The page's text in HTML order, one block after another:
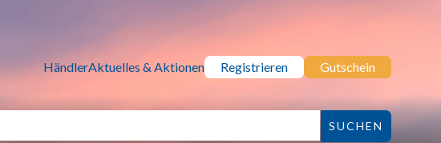
HändlerAktuelles & Aktionen Registrieren Gutschein